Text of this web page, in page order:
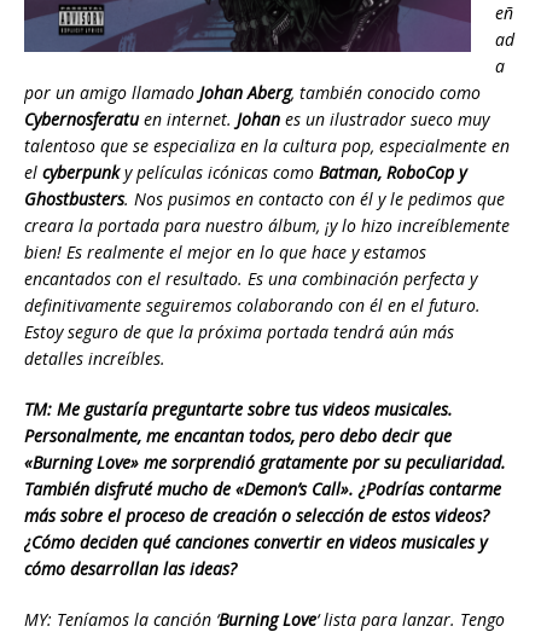
eñ
ad
a
por un amigo llamado Johan Aberg, también conocido como
Cybernosferatuen internet. Johan es un ilustrador sueco muy
talentoso que se especializa en la cultura pop, especialmente en
el cyberpunky películas icónicas como Batman, RoboCop y
Ghostbusters. Nos pusimos en contacto con él y le pedimos que
creara la portada para nuestro álbum, ¡y lo hizo increíblemente
bien! Es realmente el mejor en lo que hace y estamos
encantados con el resultado. Es una combinación perfecta y
definitivamente seguiremos colaborando con él en el futuro.
Estoy seguro de que la próxima portada tendrá aún más
detalles increíbles.
TM: Me gustaría preguntarte sobre tus videos musicales.
Personalmente, me encantan todos, pero debo decir que
«Burning Love» me sorprendió gratamente por su peculiaridad.
También disfruté mucho de «Demon’s Call». ¿Podrías contarme
más sobre el proceso de creación o selección de estos videos?
¿Cómo deciden qué canciones convertir en videos musicales y
cómo desarrollan las ideas?
MY: Teníamos la canción ‘Burning Love‘ lista para lanzar. Tengo